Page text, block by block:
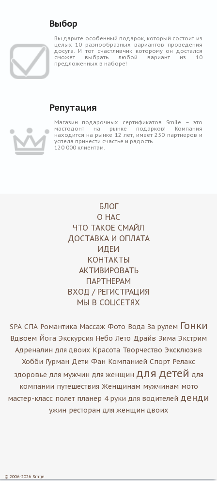
Выбор
Вы дарите особенный подарок, который состоит из
целых 10 разнообразных вариантов проведения
досуга. И тот счастливчик которому он достался
сможет выбрать любой вариант из 10
предложенных в наборе!
Репутация
Магазин подарочных сертификатов Smile – это
мастодонт на рынке подарков! Компания
находится на рынке 12 лет, имеет 250 партнеров и
успела принести счастье и радость
120 000 клиентам.
БЛОГ
О НАС
ЧТО ТАКОЕ СМАЙЛ
ДОСТАВКА И ОПЛАТА
ИДЕИ
КОНТАКТЫ
АКТИВИРОВАТЬ
ПАРТНЕРАМ
ВХОД / РЕГИСТРАЦИЯ
МЫ В СОЦСЕТЯХ
SPA СПА Романтика Массаж Фото Вода За рулем Гонки
Вдвоем Йога Экскурсия Небо Лето Драйв Зима Экстрим
Адреналин для двоих Красота Творчество Эксклюзив
Хобби Гурман Дети Фан Компанией Спорт Релакс
здоровье для мужчин для женщин для детей для
компании путешествия Женщинам мужчинам мото
мастер-класс полет планер 4 руки для водителей денди
ужин ресторан для женщин двоих
© 2006-2026 Smi)e